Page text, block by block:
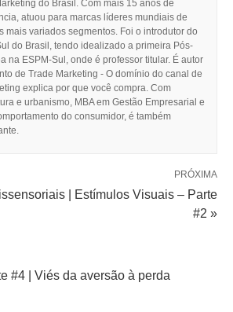
do Brasil. Com mais 15 anos de
atuou para marcas líderes mundiais de
mais variados segmentos. Foi o introdutor do
do Brasil, tendo idealizado a primeira Pós-
na ESPM-Sul, onde é professor titular. É autor
de Trade Marketing - O domínio do canal de
explica por que você compra. Com
e urbanismo, MBA em Gestão Empresarial e
do consumidor, é também
PRÓXIMA
| Estímulos Visuais – Parte
#2 »
#4 | Viés da aversão à perda